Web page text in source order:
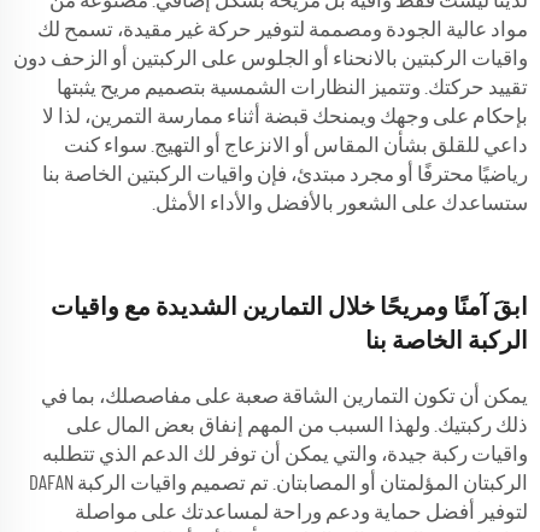
مواد عالية الجودة ومصممة لتوفير حركة غير مقيدة، تسمح لك
واقيات الركبتين بالانحناء أو الجلوس على الركبتين أو الزحف دون
تقييد حركتك. وتتميز النظارات الشمسية بتصميم مريح يثبتها
بإحكام على وجهك ويمنحك قبضة أثناء ممارسة التمرين، لذا لا
داعي للقلق بشأن المقاس أو الانزعاج أو التهيج. سواء كنت
رياضيًا محترفًا أو مجرد مبتدئ، فإن واقيات الركبتين الخاصة بنا
ستساعدك على الشعور بالأفضل والأداء الأمثل.
ابقَ آمنًا ومريحًا خلال التمارين الشديدة مع واقيات
الركبة الخاصة بنا
يمكن أن تكون التمارين الشاقة صعبة على مفاصصلك، بما في
ذلك ركبتيك. ولهذا السبب من المهم إنفاق بعض المال على
واقيات ركبة جيدة، والتي يمكن أن توفر لك الدعم الذي تتطلبه
الركبتان المؤلمتان أو المصابتان. تم تصميم واقيات الركبة DAFAN
لتوفير أفضل حماية ودعم وراحة لمساعدتك على مواصلة